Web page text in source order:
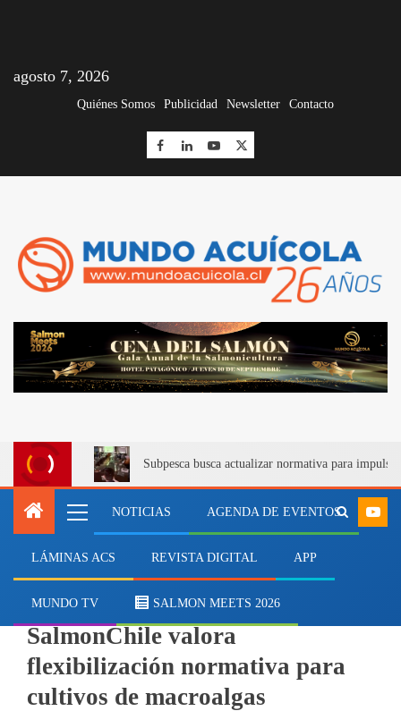
agosto 7, 2026
Quiénes Somos Publicidad Newsletter Contacto
Subpesca busca actualizar normativa para
NOTICIAS AGENDA DE EVENTOS
LÁMINAS ACS REVISTA DIGITAL APP
MUNDO TV SALMON MEETS 2026
Acuicultura multitrófica:
SalmonChile valora
flexibilización normativa para
cultivos de macroalgas